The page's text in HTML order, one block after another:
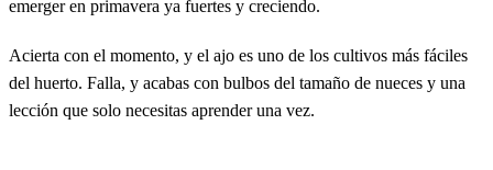
emerger en primavera ya fuertes y creciendo.
Acierta con el momento, y el ajo es uno de los cultivos más fáciles
del huerto. Falla, y acabas con bulbos del tamaño de nueces y una
lección que solo necesitas aprender una vez.